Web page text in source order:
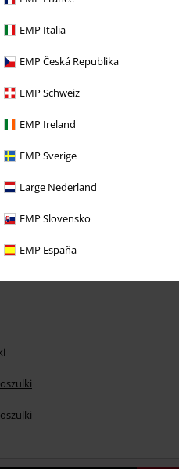
EMP Italia
EMP Česká Republika
EMP Schweiz
EMP Ireland
EMP Sverige
Large Nederland
EMP Slovensko
EMP España